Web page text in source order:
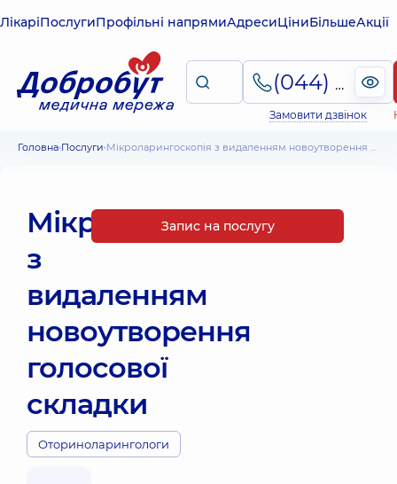
ЛікаріПослугиПрофільні напрямиАдресиЦіниБільшеАкції
(044) 495-2-888
Замовити дзвінок
Головна Послуги Мікроларингоскопія з видаленням новоутворення голосової складки
Мікроларингоскопія
з
видаленням
новоутворення
голосової
складки
Оториноларингологи
Запис на послугу